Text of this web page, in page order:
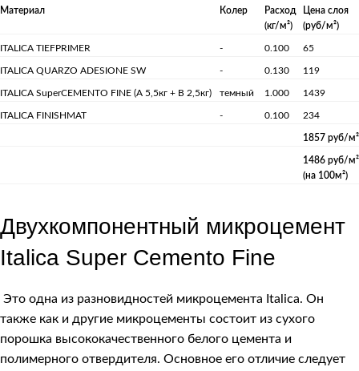
Материал Колер
Расход
(кг/м²)
Цена слоя
(руб/м²)
ITALICA TIEFPRIMER - 0.100 65
ITALICA QUARZO ADESIONE SW - 0.130 119
ITALICA SuperCEMENTO FINE (А 5,5кг + B 2,5кг) темный 1.000 1439
ITALICA FINISHMAT - 0.100 234
1857 руб/м²
1486 руб/м²
(на 100м²)
Двухкомпонентный микроцемент
Italica Super Cemento Fine
Это одна из разновидностей микроцемента Italica. Он
также как и другие микроцементы состоит из сухого
порошка высококачественного белого цемента и
полимерного отвердителя. Основное его отличие следует